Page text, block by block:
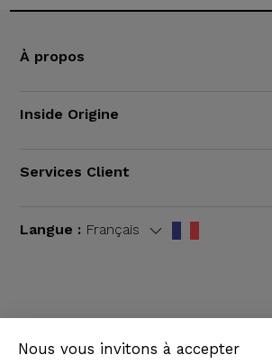
Nous vous invitons à accepter
À propos
Inside Origine
Services Client
Langue : Français